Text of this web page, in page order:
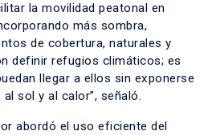
la movilidad peatonal en
más sombra,
de cobertura, naturales y
definir refugios climáticos; es
llegar a ellos sin exponerse
sol y al calor”, señaló.
abordó el uso eficiente del